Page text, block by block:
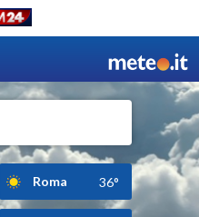
Roma 36°